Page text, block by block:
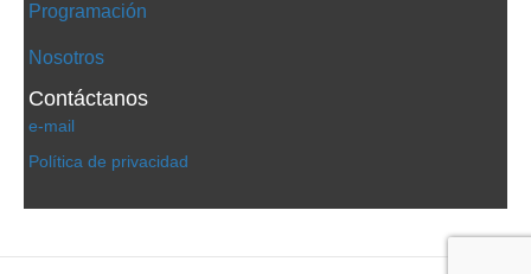
Programación
Nosotros
Contáctanos
e-mail
Política de privacidad